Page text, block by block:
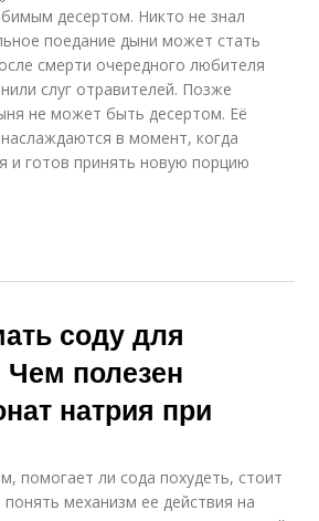
десертом. Никто не знал
поедание дыни может стать
смерти очередного любителя
слуг отравителей. Позже
не может быть десертом. Её
в момент, когда
и готов принять новую порцию
соду для
Чем полезен
натрия при
помогает ли сода похудеть, стоит
механизм ее действия на